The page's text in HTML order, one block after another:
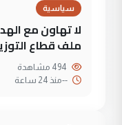
سياسية
لا تهاون مع
ملف قطاع
--منذ 24 ساعة